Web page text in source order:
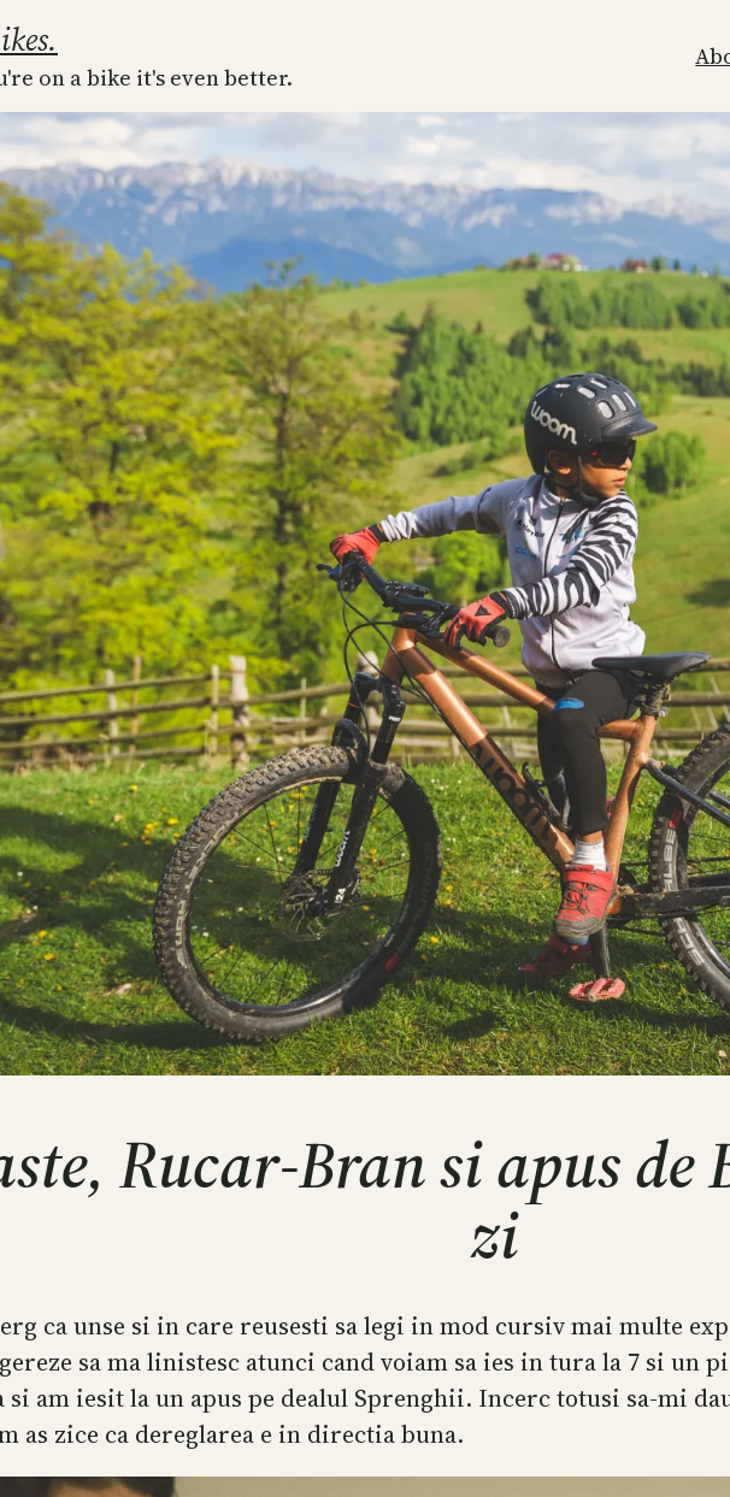
on a bike it's even better.
Rucar-Bran si apus
zi
ca unse si in care reusesti sa legi in mod cursiv mai multe
sa ma linistesc atunci cand voiam sa ies in tura la 7 si un
am iesit la un apus pe dealul Sprenghii. Incerc totusi sa-mi
as zice ca dereglarea e in directia buna.